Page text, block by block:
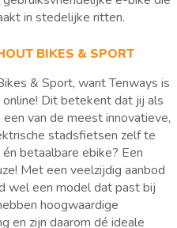
in stedelijke ritten.
BIKES & SPORT
& Sport, want Tenways is
online! Dit betekent dat jij als
van de meest innovatieve,
stadsfietsen zelf te
betaalbare ebike? Een
Met een veelzijdig aanbod
wel een model dat past bij
hoogwaardige
en zijn daarom dé ideale